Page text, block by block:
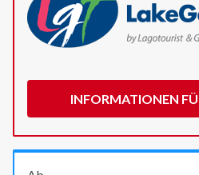
INFORMATIONEN